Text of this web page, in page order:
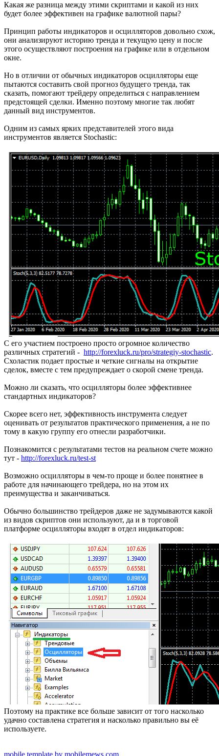
Какая же разница между этими скриптами и какой из них
будет более эффективен на графике валютной пары?
Принцип работы индикаторов и осцилляторов довольно схож,
они анализируют историю тренда и текущую цену и после
этого осуществляют построения на графике или в отдельном
окне.
Но в отличии от обычных индикаторов осцилляторы еще
пытаются составить свой прогноз будущего тренда, так
сказать, помогают трейдеру определиться с направлением
предстоящей сделки. Именно поэтому многие так любят
данный вид инструментов.
Одним из самых ярких представителей этого вида
инструментов является Stochastic:
С его участием построено просто огромное количество
различных стратегий - http://forexluck.ru/pro/strategiy-stochastic.
Схоластик подает простые и четкие сигналы на открытие
сделок, вместе с тем предупреждает о скорой смене тренда.
Можно ли сказать, что осцилляторы более эффективнее
стандартных индикаторов?
Скорее всего нет, эффективность инструмента следует
оценивать от результатов практического применения, а не по
тому в какую группу его отнесли разработчики.
Познакомится с результатами тестов на реальном счете можно
тут - http://forexluck.ru/test-st
Возможно осцилляторы в чем-то проще и более понятнее в
работе для начинающего трейдера, но на этом их
преимущества и заканчиваться.
Обычно большинство трейдеров даже не задумываются какой
из видов скриптов они используют, да и в торговой
платформе осцилляторы входят в отдел индикаторов:
Поэтому на практике все больше зависит от того насколько
удачно составлена стратегия и насколько правильно вы её
используете.